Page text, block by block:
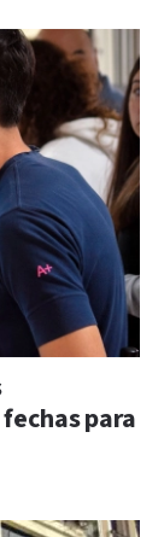
para